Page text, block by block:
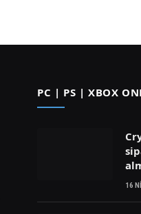
PC | PS | XBOX
16